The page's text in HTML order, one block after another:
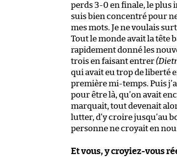
perds 3-0 en finale, le plus
suis bien concentré pour
mes mots. Je ne voulais
Tout le monde avait la tête
rapidement donné les
trois en faisant entrer
qui avait eu trop de liberté
première mi-temps. Puis
pour être là, qu’on avait
marquait, tout devenait
lutter, d’y croire jusqu’au
personne ne croyait en
Et vous, y croyiez-vous